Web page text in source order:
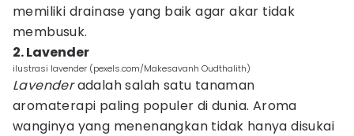
memiliki drainase yang baik agar akar tidak
membusuk.
2. Lavender
ilustrasi lavender (pexels.com/Makesavanh Oudthalith)
Lavenderadalah salah satu tanaman
aromaterapi paling populer di dunia. Aroma
wanginya yang menenangkan tidak hanya disukai